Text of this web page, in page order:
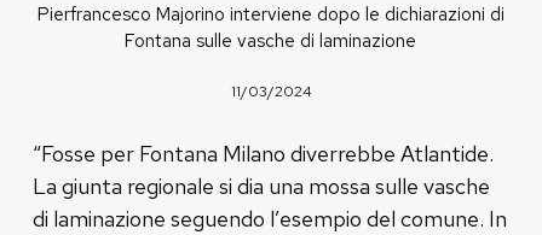
Pierfrancesco Majorino interviene dopo le dichiarazioni di
Fontana sulle vasche di laminazione
11/03/2024
“Fosse per Fontana Milano diverrebbe Atlantide.
La giunta regionale si dia una mossa sulle vasche
di laminazione seguendo l’esempio del comune. In